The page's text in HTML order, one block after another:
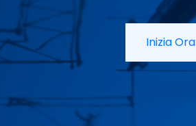
Inizia Ora